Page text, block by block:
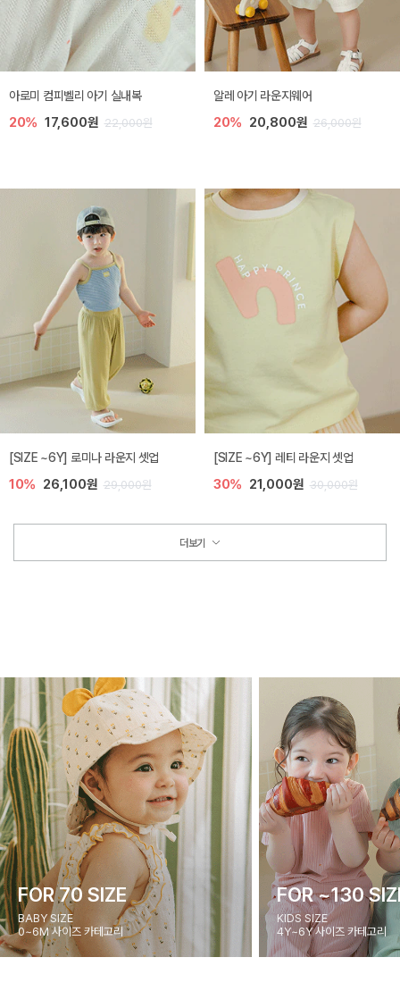
아로미 컴피벨리 아기 실내복
20% 17,600원 22,000원
알레 아기 라운지웨어
20% 20,800원 26,000원
[SIZE ~6Y] 로미나 라운지 셋업
10% 26,100원 29,000원
[SIZE ~6Y] 레티 라운지 셋업
30% 21,000원 30,000원
더보기
FOR 70 SIZE
BABY SIZE
0~6M 사이즈 카테고리
FOR ~130
KIDS SIZE
4Y~6Y 사이즈 카테고리